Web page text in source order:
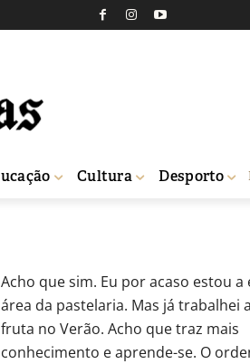
Cultura Desporto
os
Acho que sim. Eu por acaso estou a
área da pastelaria. Mas já trabalhei
fruta no Verão. Acho que traz mais
conhecimento e aprende-se. O